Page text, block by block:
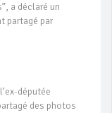
a déclaré un
partagé par
députée
des photos